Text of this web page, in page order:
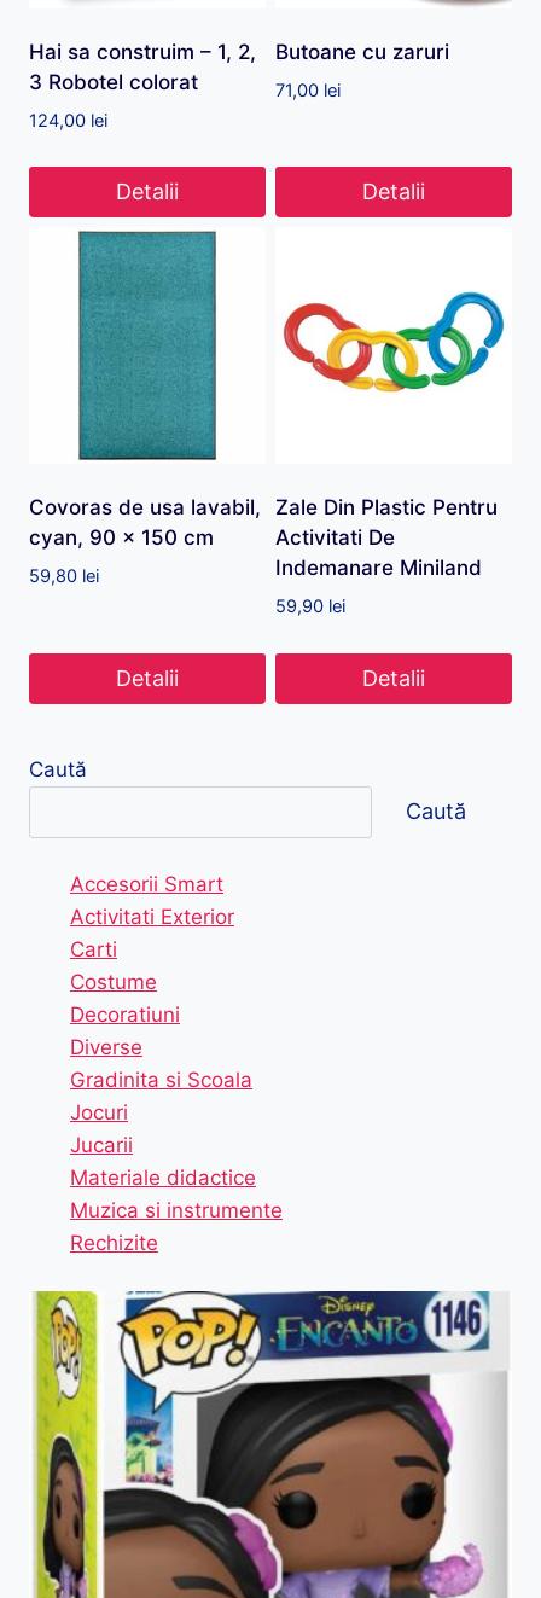
Hai sa construim – 1, 2,
3 Robotel colorat
124,00 lei
Detalii
Butoane cu zaruri
71,00 lei
Detalii
Covoras de usa lavabil,
cyan, 90 x 150 cm
59,80 lei
Detalii
Zale Din Plastic Pentru
Activitati De
Indemanare Miniland
59,90 lei
Detalii
Caută
Caută
Accesorii Smart
Activitati Exterior
Carti
Costume
Decoratiuni
Diverse
Gradinita si Scoala
Jocuri
Jucarii
Materiale didactice
Muzica si instrumente
Rechizite